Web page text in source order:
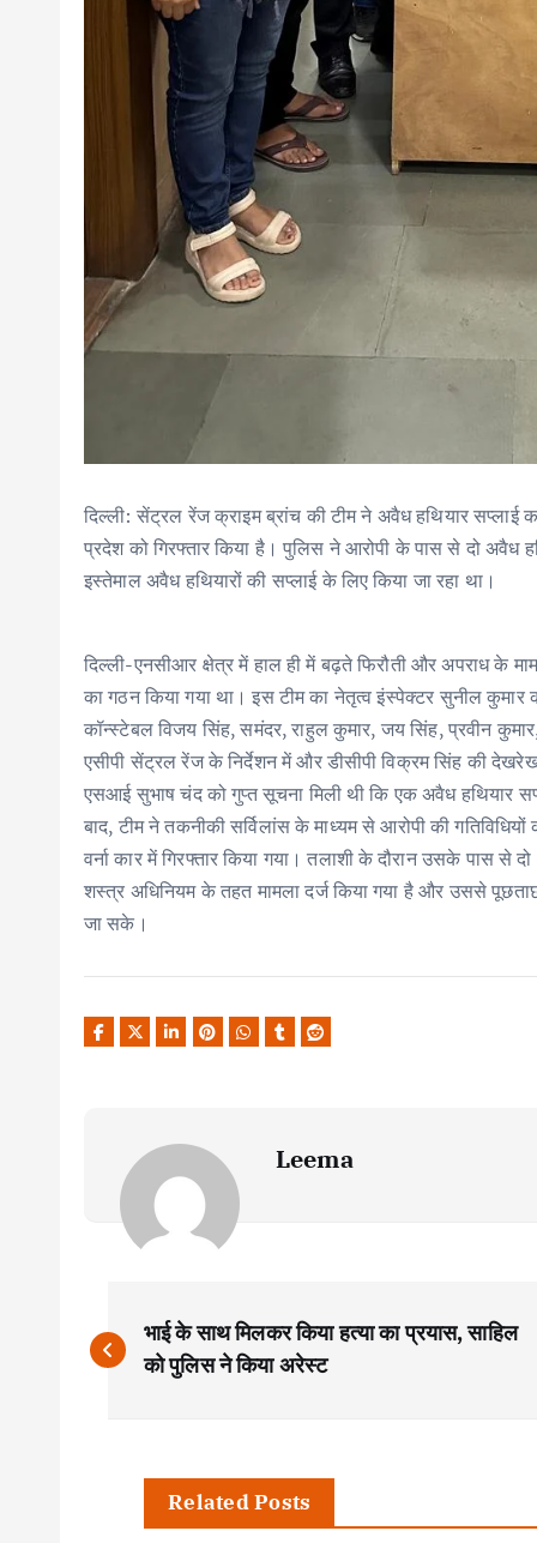
दिल्ली: सेंट्रल रेंज क्राइम ब्रांच की टीम ने अवैध हथियार सप्लाई
प्रदेश को गिरफ्तार किया है। पुलिस ने आरोपी के पास से दो अवैध
इस्तेमाल अवैध हथियारों की सप्लाई के लिए किया जा रहा था।
दिल्ली-एनसीआर क्षेत्र में हाल ही में बढ़ते फिरौती और अपराध के
का गठन किया गया था। इस टीम का नेतृत्व इंस्पेक्टर सुनील
कॉन्स्टेबल विजय सिंह, समंदर, राहुल कुमार, जय सिंह, प्रवीन
एसीपी सेंट्रल रेंज के निर्देशन में और डीसीपी विक्रम सिंह की
एसआई सुभाष चंद को गुप्त सूचना मिली थी कि एक अवैध हथियार
बाद, टीम ने तकनीकी सर्विलांस के माध्यम से आरोपी की
वर्ना कार में गिरफ्तार किया गया। तलाशी के दौरान उसके पास
शस्त्र अधिनियम के तहत मामला दर्ज किया गया है और उससे
जा सके।
Leema
P
o
भाई के साथ मिलकर किया हत्या का प्रयास, साहिल
को पुलिस ने किया अरेस्ट
Related Posts